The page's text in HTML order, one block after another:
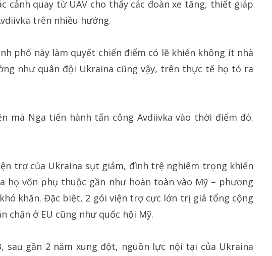
cảnh quay từ UAV cho thấy các đoàn xe tăng, thiết giáp
trên nhiều hướng.
phố này làm quyết chiến điểm có lẽ khiến không ít nhà
như quân đội Ukraina cũng vậy, trên thực tế họ tỏ ra
mà Nga tiến hành tấn công Avdiivka vào thời điểm đó.
trợ của Ukraina sụt giảm, đình trệ nghiêm trọng khiến
họ vốn phụ thuộc gần như hoàn toàn vào Mỹ – phương
khăn. Đặc biệt, 2 gói viện trợ cực lớn trị giá tổng cộng
chặn ở EU cũng như quốc hội Mỹ.
sau gần 2 năm xung đột, nguồn lực nội tại của Ukraina